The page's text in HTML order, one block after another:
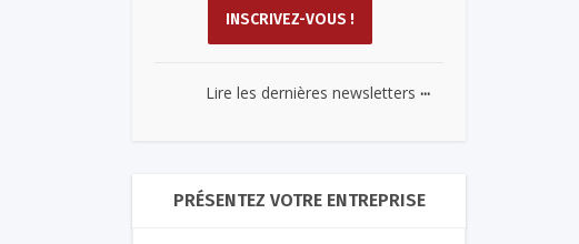
Lire les dernières newsletters ...
PRÉSENTEZ VOTRE ENTREPRISE